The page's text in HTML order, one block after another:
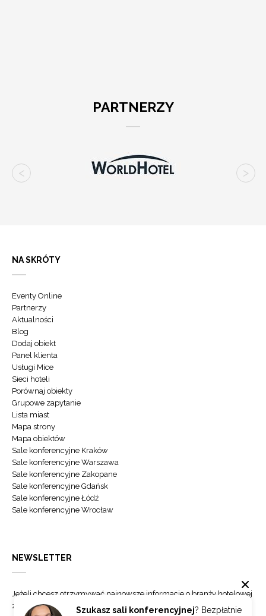
PARTNERZY
Szukasz sali konferencyjnej? Bezpłatnie
NA SKRÓTY
Eventy Online
Partnerzy
Aktualności
Blog
Dodaj obiekt
Panel klienta
Usługi Mice
Sieci hoteli
Porównaj obiekty
Grupowe zapytanie
Lista miast
Mapa strony
Mapa obiektów
Sale konferencyjne Kraków
Sale konferencyjne Warszawa
Sale konferencyjne Zakopane
Sale konferencyjne Gdańsk
Sale konferencyjne Łódź
Sale konferencyjne Wrocław
NEWSLETTER
Jeżeli chcesz otrzymywać najnowsze informacje o branży hotelowej
zapisz się do naszego newslettera.